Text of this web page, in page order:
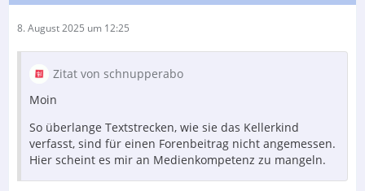
8. August 2025 um 12:25
Zitat von schnupperabo
Moin
So überlange Textstrecken, wie sie das Kellerkind
verfasst, sind für einen Forenbeitrag nicht angemessen.
Hier scheint es mir an Medienkompetenz zu mangeln.